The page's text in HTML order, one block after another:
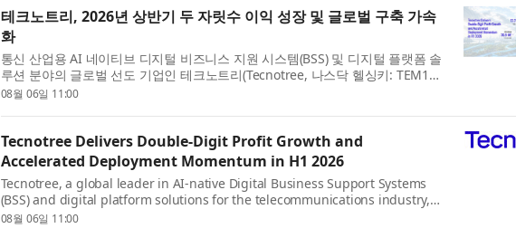
테크노트리, 2026년 상반기 두 자릿수 이익 성장 및 글로벌 구축 가속
화
통신 산업용 AI 네이티브 디지털 비즈니스 지원 시스템(BSS) 및 디지털 플랫폼 솔
루션 분야의 글로벌 선도 기업인 테크노트리(Tecnotree, 나스닥 헬싱키: TEM1V)
가 2026년 상반기 재무 실적을 발표했다. 테크노트리는 모든 주요 재무 지표에서
08월 06일 11:00
Tecnotree Delivers Double-Digit Profit Growth and
Accelerated Deployment Momentum in H1 2026
Tecnotree, a global leader in AI-native Digital Business Support Systems
(BSS) and digital platform solutions for the telecommunications industry,
today announced its financial results for the first half of 2026. The
08월 06일 11:00